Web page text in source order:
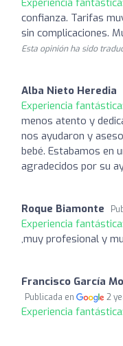
confianza. Tarifas
sin complicaciones.
Esta opinión ha sido
Alba Nieto Heredia
Experiencia fantástica:
menos atento y
nos ayudaron y
bebé. Estabamos en
agradecidos por su
Roque Biamonte
Experiencia fantástica:
,muy profesional y
Francisco García
Publicada en 2
Experiencia fantástica: